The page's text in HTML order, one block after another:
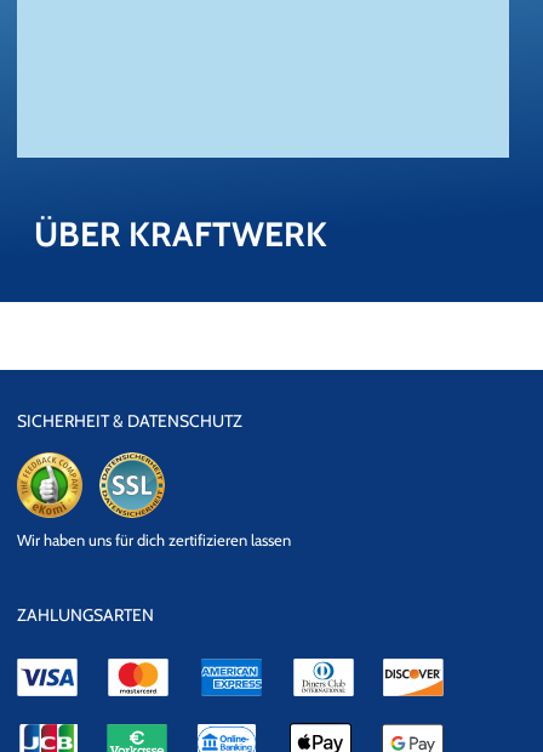
ÜBER KRAFT­WERK
SICHERHEIT & DATENSCHUTZ
Datensicherheit
Wir haben uns für dich zertifizieren lassen
ZAHLUNGSARTEN